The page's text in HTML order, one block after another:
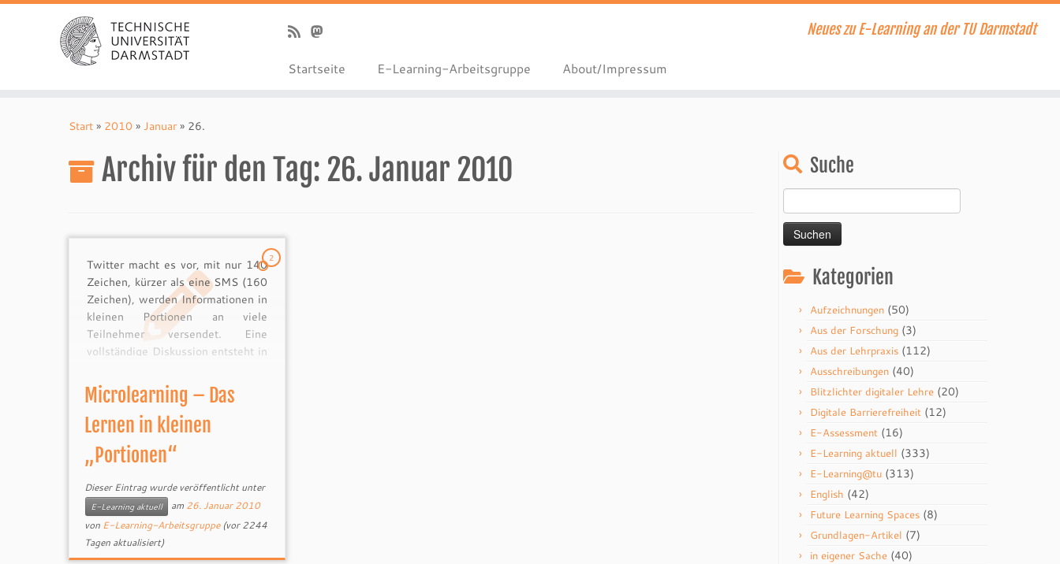
Neues zu E-Learning an der TU Darmstadt
Startseite E-Learning-Arbeitsgruppe About/Impressum
Start » 2010 » Januar » 26.
Archiv für den Tag: 26. Januar 2010
2
Twitter macht es vor, mit nur 140
Zeichen, kürzer als eine SMS (160
Zeichen), werden Informationen in
kleinen Portionen an viele
Teilnehmer versendet. Eine
vollständige Diskussion entsteht in
ReTweets (Antworten auf einen
Tweet mit ebenfalls maximal 140
Zeichen). Bei solchen kurzen
Blog-Einträgen, spricht man auch
von […]
Microlearning – Das
Lernen in kleinen
„Portionen“
Dieser Eintrag wurde veröffentlicht unter
E-Learning aktuell am 26. Januar 2010
von E-Learning-Arbeitsgruppe(vor 2244
Tagen aktualisiert)
Suche
nach:
Kategorien
Aufzeichnungen (50)
Aus der Forschung (3)
Aus der Lehrpraxis (112)
Ausschreibungen (40)
Blitzlichter digitaler Lehre (20)
Digitale Barrierefreiheit (12)
E-Assessment (16)
E-Learning aktuell (333)
E-Learning@tu (313)
English (42)
Future Learning Spaces (8)
Grundlagen-Artikel (7)
in eigener Sache (40)